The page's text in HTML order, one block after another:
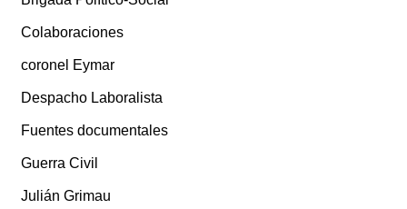
Colaboraciones
coronel Eymar
Despacho Laboralista
Fuentes documentales
Guerra Civil
Julián Grimau